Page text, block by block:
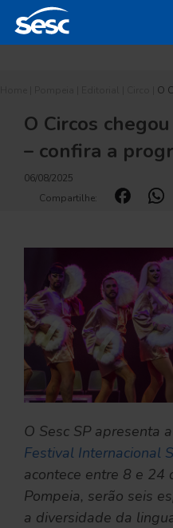
O
O Circos
– confira a
06/08/2025
Compartilhe:
O Sesc SP apresenta
Festival Internacional
acontece entre 8 e 24
Pompeia, serão seis
a diversidade da